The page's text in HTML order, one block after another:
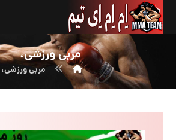
مربی ورزشی،
مربی ورزشی،